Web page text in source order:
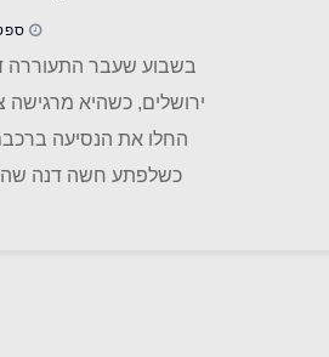
ספט 18,
ירושלים, כשהיא מרגישה
החלו את הנסיעה
כשלפתע חשה דנה